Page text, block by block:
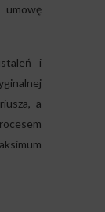
i
a